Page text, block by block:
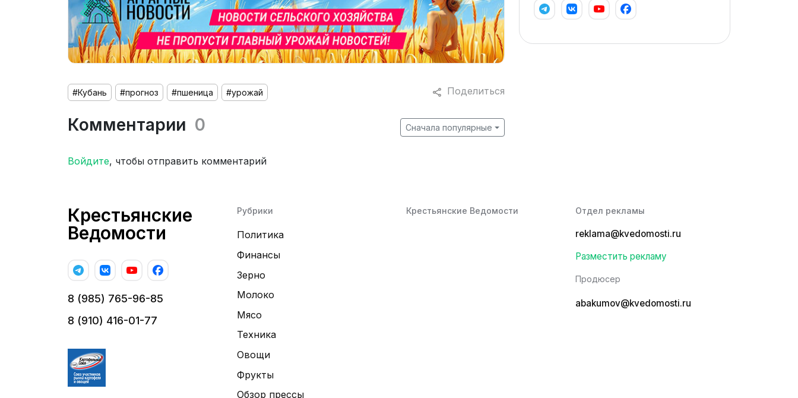
Поделиться
#Кубань #прогноз #пшеница #урожай
Комментарии 0 Сначала популярные
Войдите, чтобы отправить комментарий
Крестьянские
Ведомости
8 (985) 765-96-85
8 (910) 416-01-77
Рубрики
Политика
Финансы
Зерно
Молоко
Мясо
Техника
Овощи
Фрукты
Обзор прессы
Крестьянские Ведомости Отдел рекламы
reklama@kvedomosti.ru
Разместить рекламу
Продюсер
abakumov@kvedomosti.ru